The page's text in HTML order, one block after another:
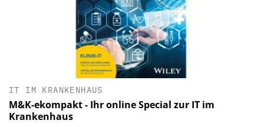
IT IM KRANKENHAUS
M&K-ekompakt - Ihr online Special zur IT im
Krankenhaus